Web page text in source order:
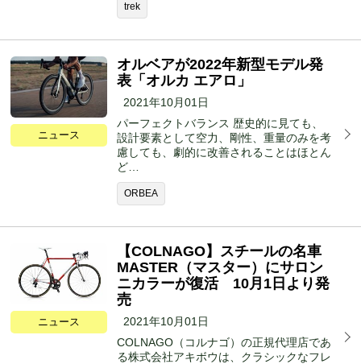
trek
ニュース
オルベアが2022年新型モデル発
表「オルカ エアロ」
2021年10月01日
パーフェクトバランス 歴史的に見ても、
設計要素として空力、剛性、重量のみを考
慮しても、劇的に改善されることはほとん
ど…
ORBEA
ニュース
【COLNAGO】スチールの名車
MASTER（マスター）にサロン
ニカラーが復活 10月1日より発
売
2021年10月01日
COLNAGO（コルナゴ）の正規代理店であ
る株式会社アキボウは、クラシックなフレ